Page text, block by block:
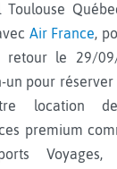
Toulouse
Air France,
le 29/09/
un pour
location
premium
Voyages,